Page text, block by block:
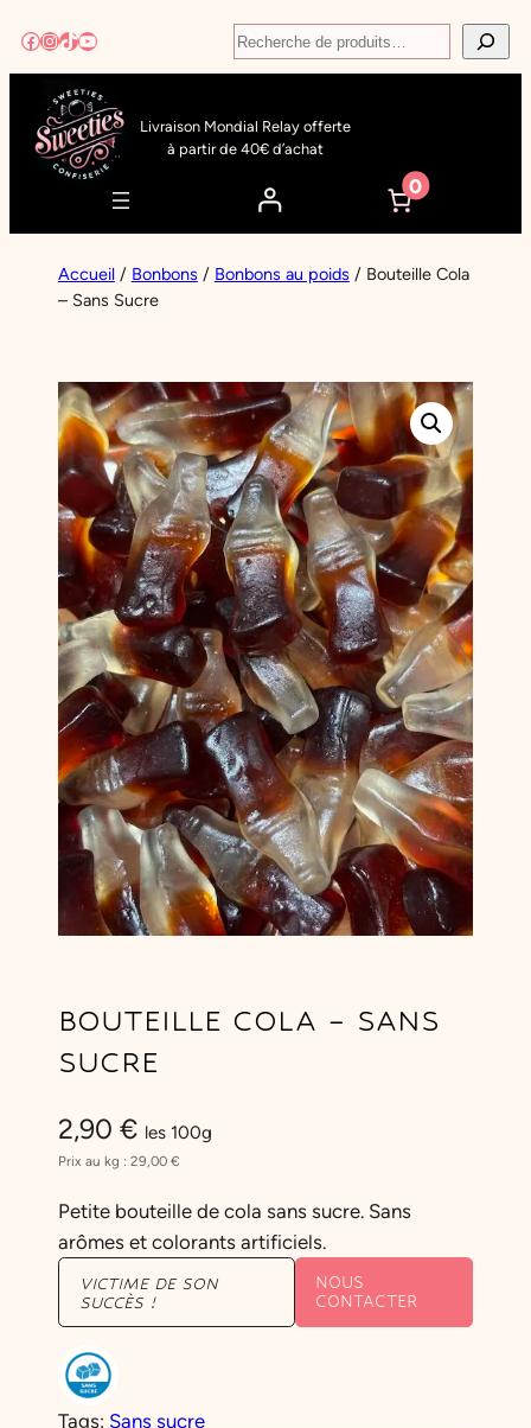
au
contenu
Facebook
Instagram
TikTok
YouTube Recherche
Livraison Mondial Relay offerte
à partir de 40€ d’achat
0
Accueil/ Bonbons / Bonbons au poids / Bouteille Cola
– Sans Sucre
BOUTEILLE COLA – SANS
SUCRE
2,90 € les 100g
Prix au kg : 29,00 €
Petite bouteille de cola sans sucre. Sans
arômes et colorants artificiels.
VICTIME DE SON
SUCCÈS !
NOUS
CONTACTER
Tags: Sans sucre